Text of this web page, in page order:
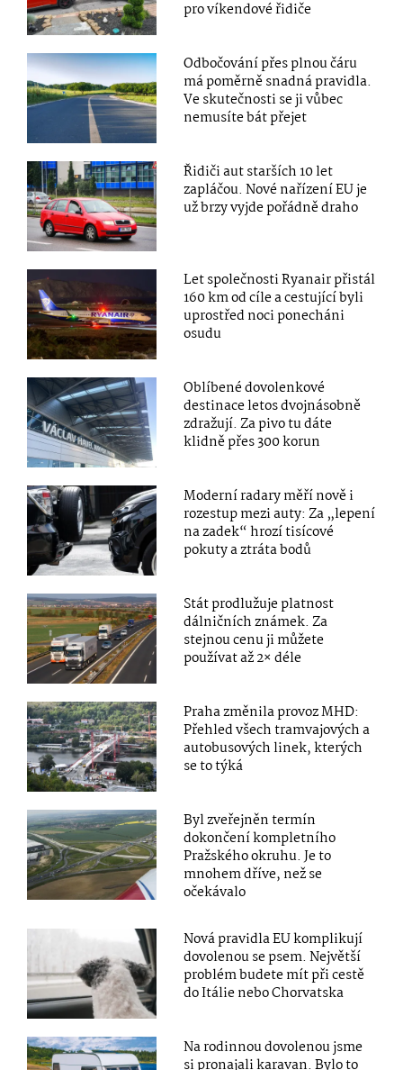
pro víkendové řidiče
Odbočování přes plnou čáru
má poměrně snadná pravidla.
Ve skutečnosti se ji vůbec
nemusíte bát přejet
Řidiči aut starších 10 let
zapláčou. Nové nařízení EU je
už brzy vyjde pořádně draho
Let společnosti Ryanair přistál
160 km od cíle a cestující byli
uprostřed noci ponecháni
osudu
Oblíbené dovolenkové
destinace letos dvojnásobně
zdražují. Za pivo tu dáte
klidně přes 300 korun
Moderní radary měří nově i
rozestup mezi auty: Za „lepení
na zadek“ hrozí tisícové
pokuty a ztráta bodů
Stát prodlužuje platnost
dálničních známek. Za
stejnou cenu ji můžete
používat až 2× déle
Praha změnila provoz MHD:
Přehled všech tramvajových a
autobusových linek, kterých
se to týká
Byl zveřejněn termín
dokončení kompletního
Pražského okruhu. Je to
mnohem dříve, než se
očekávalo
Nová pravidla EU komplikují
dovolenou se psem. Největší
problém budete mít při cestě
do Itálie nebo Chorvatska
Na rodinnou dovolenou jsme